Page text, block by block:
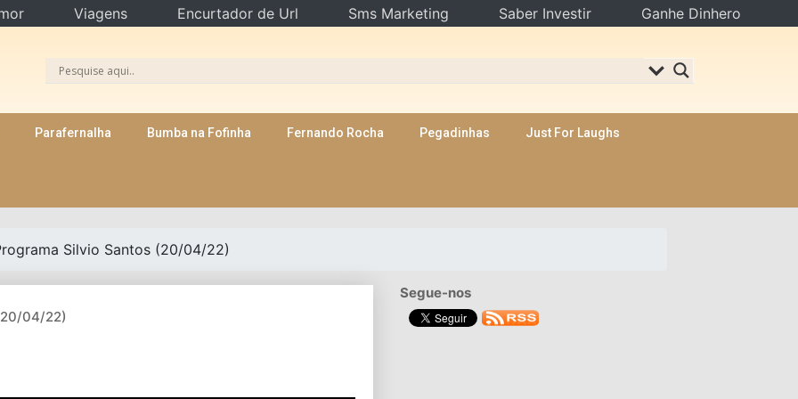
Parafernalha Bumba na Fofinha Fernando Rocha Pegadinhas Just For Laughs
Silvio Santos (20/04/22)
04/22)
Segue-nos
Viagens Encurtador de Url Sms Marketing Saber Investir Ganhe Dinhero